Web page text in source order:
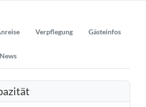
Verpflegung Gästeinfos
News